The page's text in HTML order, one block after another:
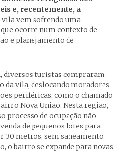
e, recentemente, a
vila vem sofrendo uma
ocorre num contexto de
e planejamento de
diversos turistas compraram
da vila, deslocando moradores
periféricas, como o chamado
Nova União. Nesta região,
processo de ocupação não
de pequenos lotes para
30 metros, sem saneamento
o bairro se expande para novas